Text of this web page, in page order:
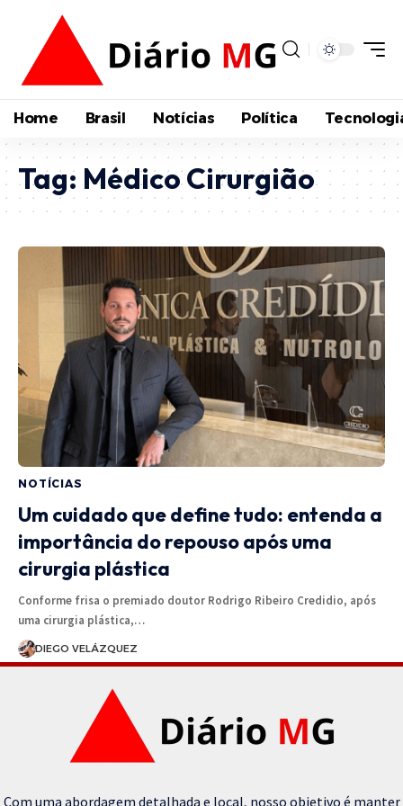
Home Brasil Notícias Política
Tag: Médico Cirurgião
NOTÍCIAS
Um cuidado que define tudo: entenda a
importância do repouso após uma
cirurgia plástica
Conforme frisa o premiado doutor Rodrigo Ribeiro Credidio, após
uma cirurgia plástica,…
DIEGO VELÁZQUEZ
Com uma abordagem detalhada e local, nosso objetivo é manter